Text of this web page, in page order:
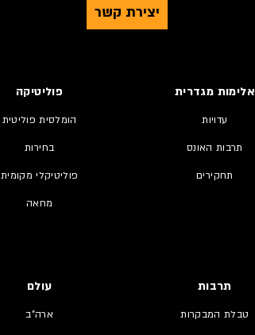
יצירת קשר
אלימות מגדרית
עדויות
תרבות האונס
תחקירים
פוליטיקה
הומלסית פוליטית
בחירות
פוליטיקלי מקומית
מחאה
תרבות
טבלת המבקרות
עולם
ארה"ב